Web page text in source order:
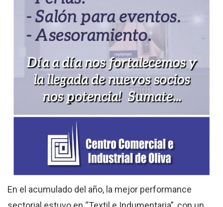
En el acumulado del año, la mejor performance